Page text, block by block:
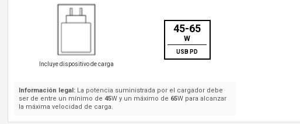
Incluye dispositivo de carga
45-65
W
USB PD
Información legal:La potencia suministrada por el cargador debe
ser de entre un mínimo de 45W y un máximo de 65W para alcanzar
la máxima velocidad de carga.